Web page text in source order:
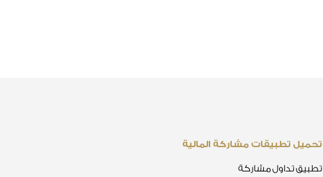
تحميل تطبيقات مشاركة المالية
تطبيق تداول مشاركة